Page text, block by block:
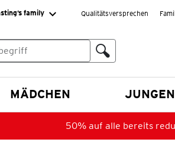
family Qualitätsversprechen
MÄDCHEN JUNGEN
50% auf alle bereits